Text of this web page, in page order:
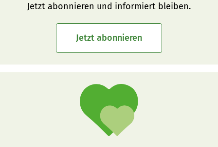
Jetzt abonnieren und informiert bleiben.
Jetzt abonnieren